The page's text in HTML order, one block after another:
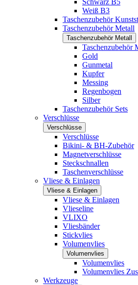
Schwarz B5
Weiß B3
Taschenzubehör
Taschenzubehör Metall
Taschenzubehör Metall
Taschenzubehör
Gold
Gunmetal
Kupfer
Messing
Regenbogen
Silber
Taschenzubehör Sets
Verschlüsse
Verschlüsse
Verschlüsse
Bikini- & BH-Zubehör
Magnetverschlüsse
Steckschnallen
Taschenverschlüsse
Vliese & Einlagen
Vliese & Einlagen
Vliese & Einlagen
Vlieseline
VLIXO
Vliesbänder
Stickvlies
Volumenvlies
Volumenvlies
Volumenvlies
Volumenvlies
Werkzeuge